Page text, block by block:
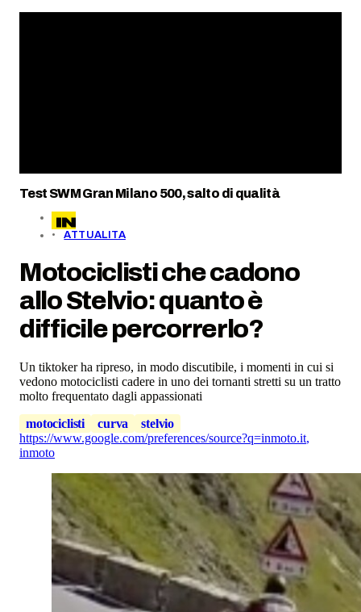
Test SWM Gran Milano 500, salto di qualità
ATTUALITA
Motociclisti che cadono
allo Stelvio: quanto è
difficile percorrerlo?
Un tiktoker ha ripreso, in modo discutibile, i momenti in cui si
vedono motociclisti cadere in uno dei tornanti stretti su un tratto
molto frequentato dagli appassionati
motociclisti
curva
stelvio
https://www.google.com/preferences/source?q=inmoto.it,
inmoto